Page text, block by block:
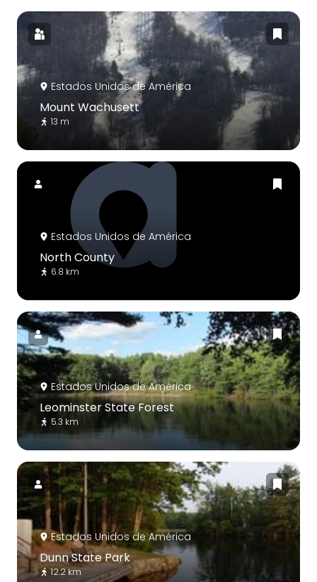
Estados Unidos de América
Mount Wachusett
13 m
Estados Unidos de América
North County
6.8 km
Estados Unidos de América
Leominster State Forest
5.3 km
Estados Unidos de América
Dunn State Park
12.2 km